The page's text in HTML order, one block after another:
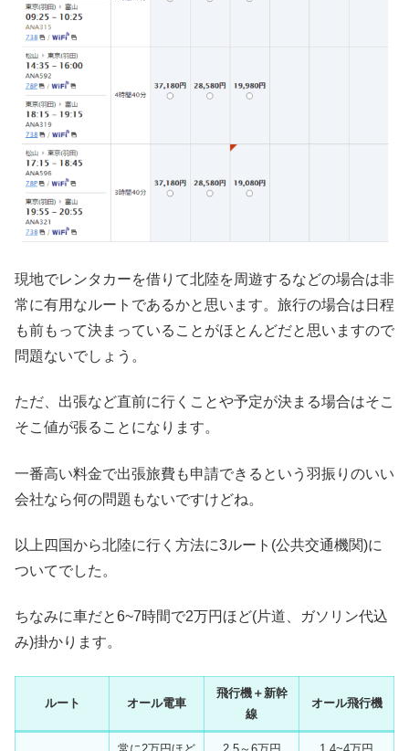
現地でレンタカーを借りて北陸を周遊するなどの場合は非
常に有用なルートであるかと思います。旅行の場合は日程
も前もって決まっていることがほとんどだと思いますので
問題ないでしょう。
ただ、出張など直前に行くことや予定が決まる場合はそこ
そこ値が張ることになります。
一番高い料金で出張旅費も申請できるという羽振りのいい
会社なら何の問題もないですけどね。
以上四国から北陸に行く方法に3ルート(公共交通機関)に
ついてでした。
ちなみに車だと6~7時間で2万円ほど(片道、ガソリン代込
み)掛かります。
ルート オール電車
飛行機＋新幹
線
オール飛行機